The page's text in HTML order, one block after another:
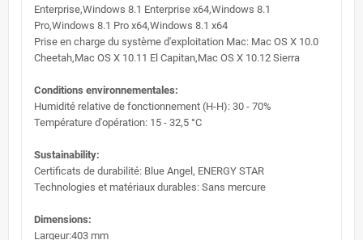
Enterprise,Windows 8.1 Enterprise x64,Windows 8.1
Pro,Windows 8.1 Pro x64,Windows 8.1 x64
Prise en charge du système d'exploitation Mac: Mac OS X 10.0
Cheetah,Mac OS X 10.11 El Capitan,Mac OS X 10.12 Sierra
Conditions environnementales:
Humidité relative de fonctionnement (H-H): 30 - 70%
Température d'opération: 15 - 32,5 °C
Sustainability:
Certificats de durabilité: Blue Angel, ENERGY STAR
Technologies et matériaux durables: Sans mercure
Dimensions:
Largeur:403 mm